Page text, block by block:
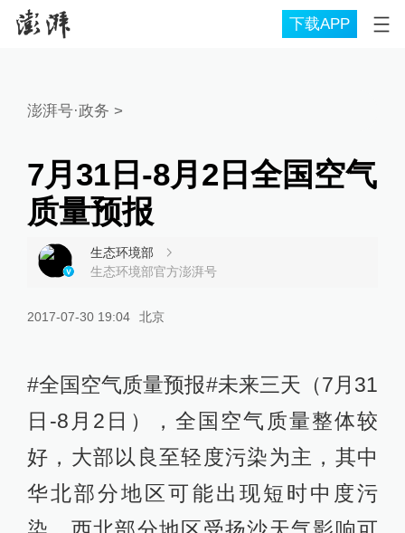
下载APP
澎湃号·政务 >
7月31日-8月2日全国空气
质量预报
生态环境部
生态环境部官方澎湃号
2017-07-30 19:04 北京
#全国空气质量预报#未来三天（7月31
日-8月2日），全国空气质量整体较
好，大部以良至轻度污染为主，其中
华北部分地区可能出现短时中度污